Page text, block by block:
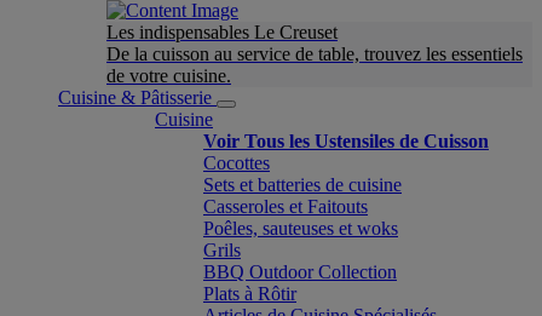
Les indispensables Le Creuset
De la cuisson au service de table, trouvez les essentiels
de votre cuisine.
Cuisine & Pâtisserie
Cuisine
Voir Tous les Ustensiles de Cuisson
Cocottes
Sets et batteries de cuisine
Casseroles et Faitouts
Poêles, sauteuses et woks
Grils
BBQ Outdoor Collection
Plats à Rôtir